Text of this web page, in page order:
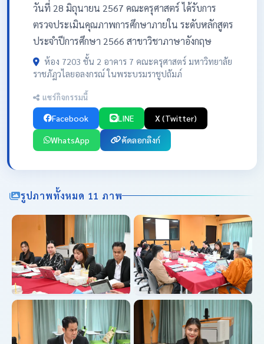
วันที่ 28 มิถุนายน 2567 คณะครุศาสตร์ ได้รับการ
ตรวจประเมินคุณภาพการศึกษาภายใน ระดับหลักสูตร
ประจำปีการศึกษา 2566 สาขาวิชาภาษาอังกฤษ
ห้อง 7203 ชั้น 2 อาคาร 7 คณะครุศาสตร์ มหาวิทยาลัย
ราชภัฏวไลยอลงกรณ์ ในพระบรมราชูปถัมภ์
แชร์กิจกรรมนี้
Facebook LINE X (Twitter)
WhatsApp คัดลอกลิงก์
รูปภาพทั้งหมด 11 ภาพ